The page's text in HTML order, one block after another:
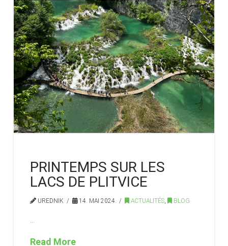
PRINTEMPS SUR LES
LACS DE PLITVICE
UREDNIK 14. MAI 2024. ACTUALITÉS, BLOG
Read More